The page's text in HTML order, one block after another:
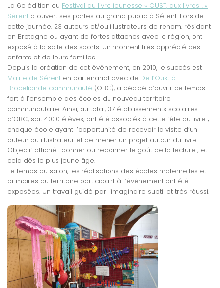
La 6e édition du Festival du livre jeunesse « OUST, aux livres ! »
Sérent a ouvert ses portes au grand public à Sérent. Lors de
cette journée, 23 auteurs et/ou illustrateurs de renom, résidant
en Bretagne ou ayant de fortes attaches avec la région, ont
exposé à la salle des sports. Un moment très apprécié des
enfants et de leurs familles.
Depuis la création de cet évènement, en 2010, le succès est
Mairie de Sérent en partenariat avec de De l’Oust à
Broceliande communauté (OBC), a décidé d’ouvrir ce temps
fort à l’ensemble des écoles du nouveau territoire
communautaire. Ainsi, au total, 37 établissements scolaires
d’OBC, soit 4000 élèves, ont été associés à cette fête du livre ;
chaque école ayant l’opportunité de recevoir la visite d’un
auteur ou illustrateur et de mener un projet autour du livre.
Objectif affiché : donner ou redonner le goût de la lecture ; et
cela dès le plus jeune âge.
Le temps du salon, les réalisations des écoles maternelles et
primaires du territoire participant à l’évènement ont été
exposées. Un travail guidé par l’imaginaire subtil et très réussi.